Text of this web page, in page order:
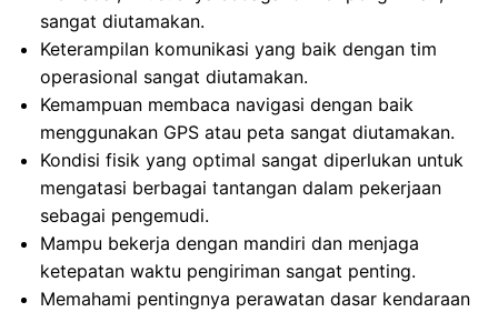
sangat diutamakan.
Keterampilan komunikasi yang baik dengan tim
operasional sangat diutamakan.
Kemampuan membaca navigasi dengan baik
menggunakan GPS atau peta sangat diutamakan.
Kondisi fisik yang optimal sangat diperlukan untuk
mengatasi berbagai tantangan dalam pekerjaan
sebagai pengemudi.
Mampu bekerja dengan mandiri dan menjaga
ketepatan waktu pengiriman sangat penting.
Memahami pentingnya perawatan dasar kendaraan